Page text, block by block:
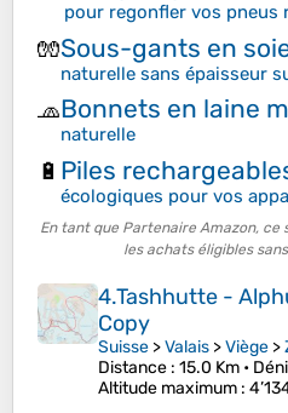
pour regonfler vos pneus
🧤Sous-gants en
naturelle sans épaisseur
🧢Bonnets en laine
naturelle
🔋 Piles
écologiques pour vos
En tant que Partenaire Amazon,
les achats éligibles
4.Tashhutte -
Copy
Suisse >Valais >Viège >
Distance : 15.0 Km •
Altitude maximum :